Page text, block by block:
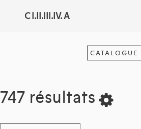
C I.II.III.IV. A
CATALOGUE
747 résultats